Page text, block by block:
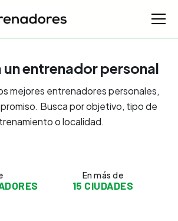
un entrenador personal
mejores entrenadores personales,
Busca por objetivo, tipo de
o localidad.
En más de
15 CIUDADES